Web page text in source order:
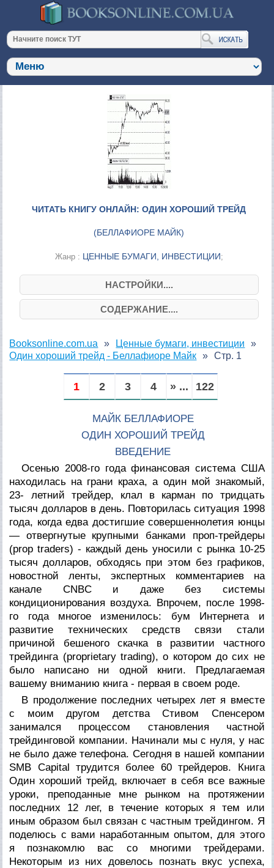
ЧИТАТЬ КНИГУ ОНЛАЙН: ОДИН ХОРОШИЙ ТРЕЙД
(БЕЛЛАФИОРЕ МАЙК)
Жанр : ЦЕННЫЕ БУМАГИ, ИНВЕСТИЦИИ;
НАСТРОЙКИ....
СОДЕРЖАНИЕ....
Booksonline.com.ua
Ценные бумаги, инвестиции
Один хороший трейд - Беллафиоре Майк
Стр. 1
1 2 3 4 » ... 122
МАЙК БЕЛЛАФИОРЕ
ОДИН ХОРОШИЙ ТРЕЙД
ВВЕДЕНИЕ
Осенью 2008-го года финансовая система США
находилась на грани краха, а один мой знакомый,
23- летний трейдер, клал в карман по тридцать
тысяч долларов в день. Повторилась ситуация 1998
года, когда едва достигшие совершеннолетия юнцы
— отвергнутые крупными банками проп-трейдеры
(prop traders) - каждый день уносили с рынка 10-25
тысяч долларов, обходясь при этом без графиков,
новостной ленты, экспертных комментариев на
канале CNBC и даже без системы
кондиционирования воздуха. Впрочем, после 1998-
го года многое изменилось: бум Интернета и
развитие технических средств связи стали
причиной бешеного скачка в развитии частного
трейдинга (proprietary trading), о котором до сих не
было написано ни одной книги. Предлагаемая
вашему вниманию книга - первая в своем роде.
В продолжение последних четырех лет я вместе
с моим другом детства Стивом Спенсером
занимался процессом становления частной
трейдинговой компании. Начинали мы с нуля, у нас
не было даже телефона. Сегодня в нашей компании
SMB Capital трудится более 60 трейдеров. Книга
Один хороший трейд, включает в себя все важные
уроки, преподанные мне рынком на протяжении
последних 12 лег, в течение которых я тем или
иным образом был связан с частным трейдингом. Я
поделюсь с вами наработанным опытом, для этого
я познакомлю вас со многими трейдерами.
Некоторым из них довелось познать вкус успеха,